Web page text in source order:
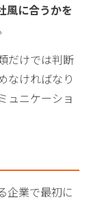
風に合うかを
だけでは判断
なければなり
ュニケーショ
企業で最初に